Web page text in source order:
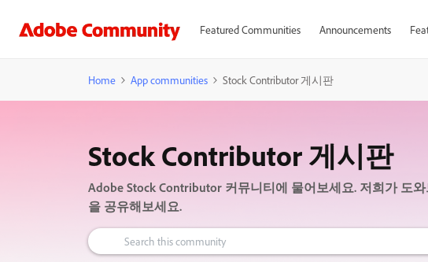
Featured Communities Announcements
Home App communities Stock Contributor 게시판
Stock Contributor 게시판
Adobe Stock Contributor 커뮤니티에 물어보세요. 저희가 도
을 공유해보세요.